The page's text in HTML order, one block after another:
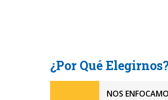
¿Por Qué
NOS